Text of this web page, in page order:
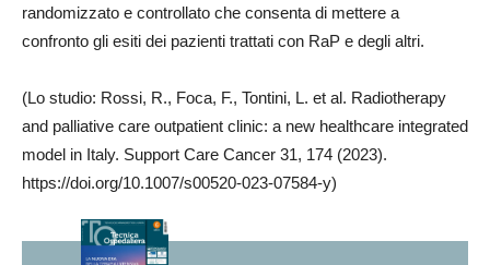
randomizzato e controllato che consenta di mettere a
confronto gli esiti dei pazienti trattati con RaP e degli altri.
(Lo studio: Rossi, R., Foca, F., Tontini, L. et al. Radiotherapy
and palliative care outpatient clinic: a new healthcare integrated
model in Italy. Support Care Cancer 31, 174 (2023).
https://doi.org/10.1007/s00520-023-07584-y)